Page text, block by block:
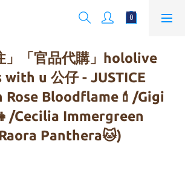
」「官品代購」hololive
u 公仔 - JUSTICE
Rose Bloodflame💄/Gigi
Cecilia Immergreen
Panthera🐱)